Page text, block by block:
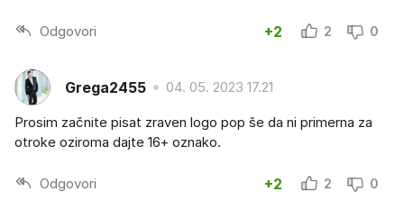
Odgovori +2 2 0
Grega2455 04. 05. 2023 17.21
Prosim začnite pisat zraven logo pop še da ni primerna za
otroke oziroma dajte 16+ oznako.
Odgovori +2 2 0